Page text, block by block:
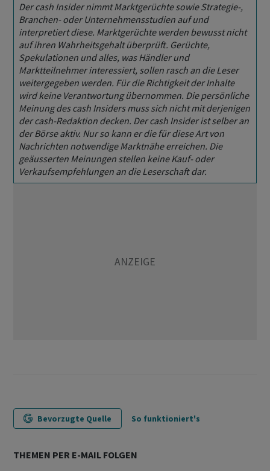
Der cash Insider nimmt Marktgerüchte sowie Strategie-,
Branchen- oder Unternehmensstudien auf und
interpretiert diese. Marktgerüchte werden bewusst nicht
auf ihren Wahrheitsgehalt überprüft. Gerüchte,
Spekulationen und alles, was Händler und
Marktteilnehmer interessiert, sollen rasch an die Leser
weitergegeben werden. Für die Richtigkeit der Inhalte
wird keine Verantwortung übernommen. Die persönliche
Meinung des cash Insiders muss sich nicht mit derjenigen
der cash-Redaktion decken. Der cash Insider ist selber an
der Börse aktiv. Nur so kann er die für diese Art von
Nachrichten notwendige Marktnähe erreichen. Die
geäusserten Meinungen stellen keine Kauf- oder
Verkaufsempfehlungen an die Leserschaft dar.
Bevorzugte Quelle So funktioniert's
THEMEN PER E-MAIL FOLGEN